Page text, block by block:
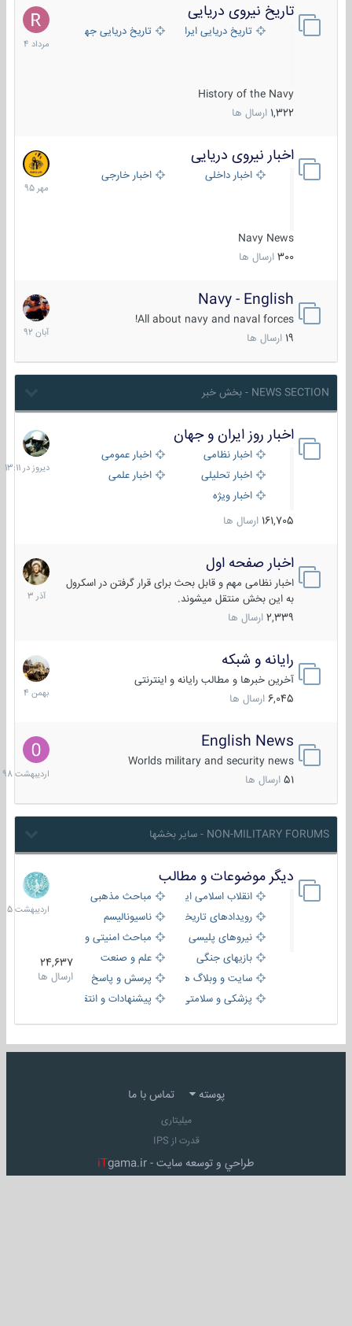
تاریخ نیروی دریایی
تاریخ دریایی ایران تاریخ دریایی جهان
History of the Navy
1,322 ارسال ها
16
مرداد
1404
اخبار نیروی دریایی
اخبار داخلی اخبار خارجی
Navy News
300 ارسال ها
27
مهر
1395
Navy - English
All about navy and naval forces!
ارسال ها
22
آبان
1392
NEWS SECTION - بخش خبر
اخبار روز ایران و جهان
اخبار نظامی
اخبار عمومی
اخبار تحلیلی
اخبار علمی
اخبار ویژه
161,705 ارسال ها
دیروز
در
13:11
اخبار صفحه اول
اخبار نظامی مهم و قابل بحث برای قرار گرفتن در اسکرول
به این بخش منتقل میشوند.
2,339 ارسال ها
7
آذر
1403
رایانه و شبکه
آخرین خبرها و مطالب رایانه و اینترنتی
6,045 ارسال ها
30
بهمن
1404
English News
Worlds military and security news
51 ارسال ها
10
1398
NON-MILITARY FORUMS - سایر بخشها
دیگر موضوعات و مطالب
انقلاب اسلامی ایران
مباحث مذهبی
رویدادهای تاریخی و مذهبیناسیونالیسم
نیروهای پلیسی
مباحث امنیتی و اطلاعاتی
بازیهای جنگی
علم و صنعت
سایت و وبلاگ ها
پرسش و پاسخ
پزشکی و سلامتی
پیشنهادات و انتقادات
24,637
ارسال ها
8
1405
پوسته تماس با ما
میلیتاری
قدرت از IPS
طراحي و توسعه سايت - iTgama.ir